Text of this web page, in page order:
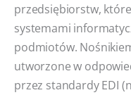
przedsiębiorstw,
systemami
podmiotów.
utworzone w
przez standardy EDI